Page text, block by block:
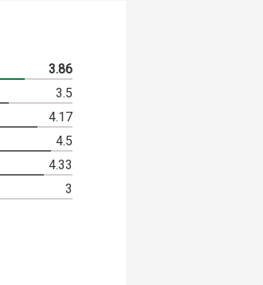
3.86
3.5
4.17
4.5
4.33
3